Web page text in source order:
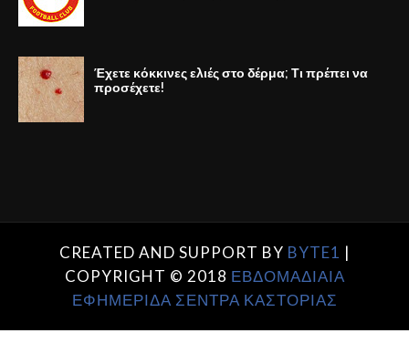
Έχετε κόκκινες ελιές στο δέρμα; Τι πρέπει να
προσέχετε!
CREATED AND SUPPORT BY BYTE1 |
COPYRIGHT © 2018 ΕΒΔΟΜΑΔΙΑΙΑ
ΕΦΗΜΕΡΙΔΑ ΣΕΝΤΡΑ ΚΑΣΤΟΡΙΑΣ